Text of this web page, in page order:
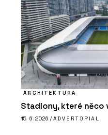
ARCHITEKTURA
Stadiony, které něco
15. 6. 2026 / ADVERTORIAL